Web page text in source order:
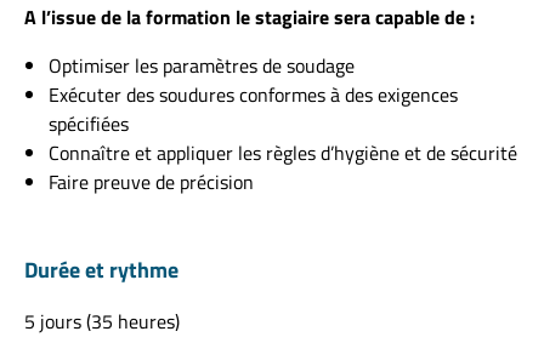
A l’issue de la formation le stagiaire sera capable de :
Optimiser les paramètres de soudage
Exécuter des soudures conformes à des exigences
spécifiées
Connaître et appliquer les règles d’hygiène et de sécurité
Faire preuve de précision
Durée et rythme
5 jours (35 heures)